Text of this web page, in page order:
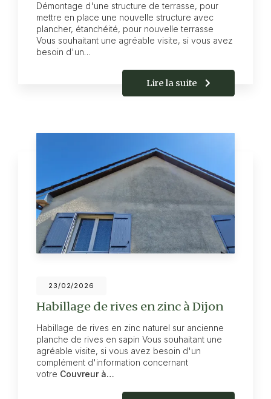
Démontage d'une structure de terrasse, pour
mettre en place une nouvelle structure avec
plancher, étanchéité, pour nouvelle terrasse
Vous souhaitant une agréable visite, si vous avez
besoin d'un…
Lire la suite
23/02/2026
Habillage de rives en zinc à Dijon
Habillage de rives en zinc naturel sur ancienne
planche de rives en sapin Vous souhaitant une
agréable visite, si vous avez besoin d'un
complément d'information concernant
votre Couvreur à…